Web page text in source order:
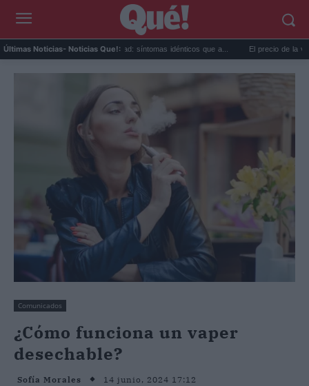
Últimas Noticias- Noticias Que!:
Calor extremo y ansiedad: síntomas idénticos que a... El precio de la vivienda en
Comunicados
¿Cómo funciona un vaper
desechable?
Sofía Morales 14 junio, 2024 17:12